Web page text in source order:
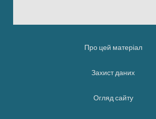
Про цей матеріал
Захист даних
Огляд сайту